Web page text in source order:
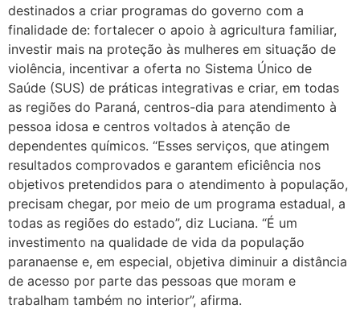
destinados a criar programas do governo com a
finalidade de: fortalecer o apoio à agricultura familiar,
investir mais na proteção às mulheres em situação de
violência, incentivar a oferta no Sistema Único de
Saúde (SUS) de práticas integrativas e criar, em todas
as regiões do Paraná, centros-dia para atendimento à
pessoa idosa e centros voltados à atenção de
dependentes químicos. “Esses serviços, que atingem
resultados comprovados e garantem eficiência nos
objetivos pretendidos para o atendimento à população,
precisam chegar, por meio de um programa estadual, a
todas as regiões do estado”, diz Luciana. “É um
investimento na qualidade de vida da população
paranaense e, em especial, objetiva diminuir a distância
de acesso por parte das pessoas que moram e
trabalham também no interior”, afirma.